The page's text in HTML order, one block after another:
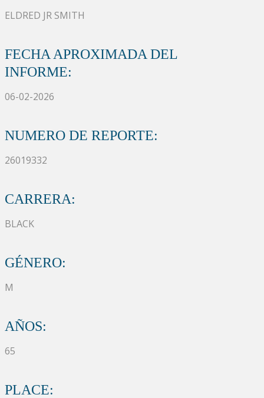
ELDRED JR SMITH
FECHA APROXIMADA DEL
INFORME:
06-02-2026
NUMERO DE REPORTE:
26019332
CARRERA:
BLACK
GÉNERO:
M
AÑOS:
65
PLACE: